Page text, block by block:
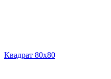
Квадрат 80х80